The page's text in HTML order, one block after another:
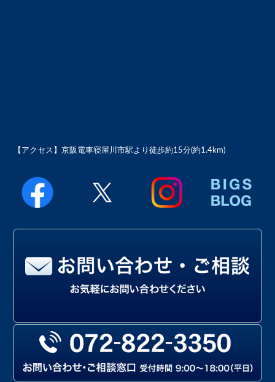
【アクセス】京阪電車寝屋川市駅より徒歩約15分(約1.4km)